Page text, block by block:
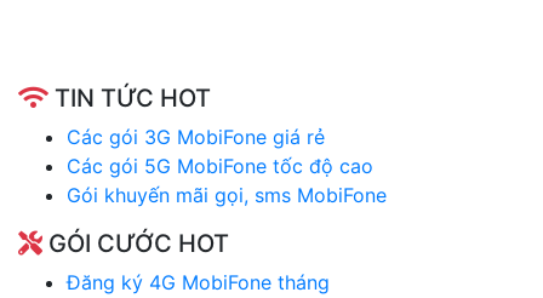
TIN TỨC HOT
Các gói 3G MobiFone giá rẻ
Các gói 5G MobiFone tốc độ cao
Gói khuyến mãi gọi, sms MobiFone
GÓI CƯỚC HOT
Đăng ký 4G MobiFone tháng